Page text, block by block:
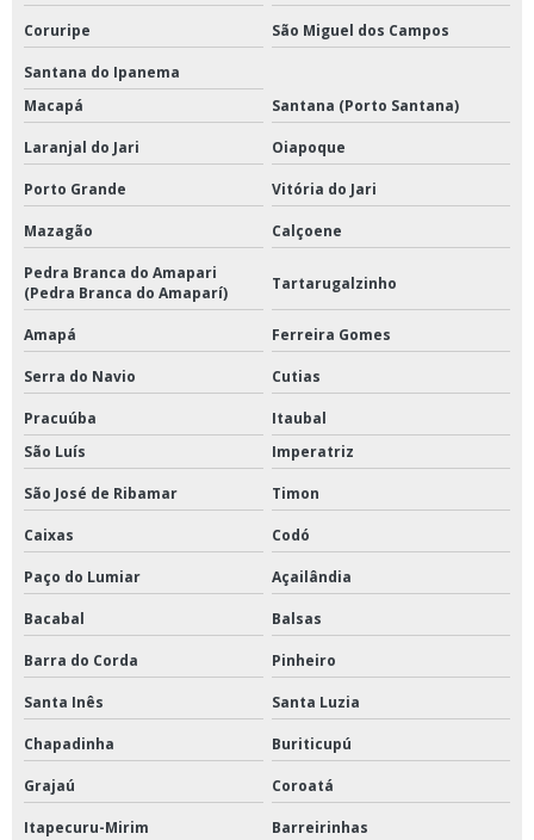
Coruripe São Miguel dos Campos
Santana do Ipanema
Macapá
Santana (Porto Santana)
Laranjal do Jari Oiapoque
Porto Grande Vitória do Jari
Mazagão Calçoene
Pedra Branca do Amapari
(Pedra Branca do Amaparí)
Tartarugalzinho
Amapá Ferreira Gomes
Serra do Navio Cutias
Pracuúba
Itaubal
São Luís
Imperatriz
São José de Ribamar Timon
Caixas Codó
Paço do Lumiar Açailândia
Bacabal Balsas
Barra do Corda Pinheiro
Santa Inês Santa Luzia
Chapadinha Buriticupú
Grajaú Coroatá
Itapecuru-Mirim
Barreirinhas